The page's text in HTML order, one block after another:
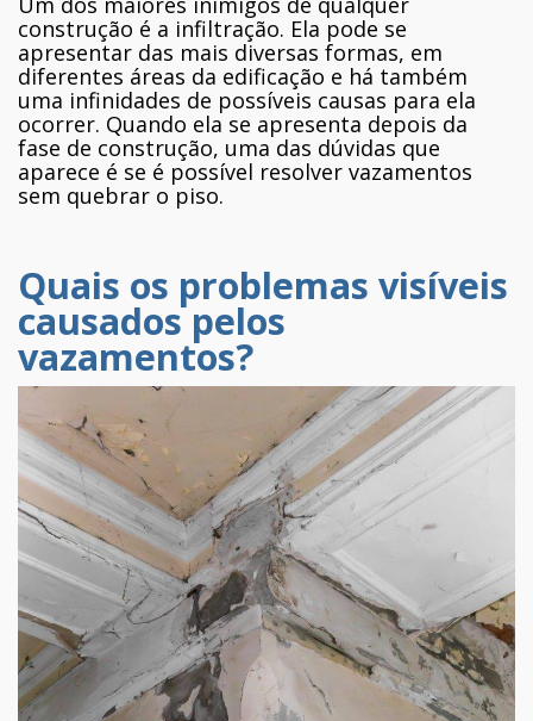
construção é a infiltração. Ela pode se
apresentar das mais diversas formas, em
diferentes áreas da edificação e há também
uma infinidades de possíveis causas para ela
ocorrer. Quando ela se apresenta depois da
fase de construção, uma das dúvidas que
aparece é se é possível resolver vazamentos
sem quebrar o piso.
Quais os problemas visíveis
causados pelos
vazamentos?